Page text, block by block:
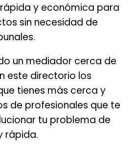
y económica para
sin necesidad de
un mediador cerca de
este directorio los
tienes más cerca y
de profesionales que te
tu problema de
rápida.